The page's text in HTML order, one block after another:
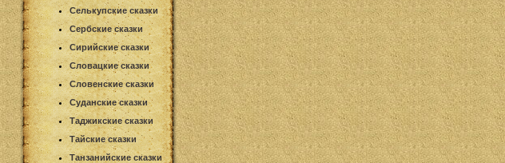
Селькупские сказки
Сербские сказки
Сирийские сказки
Словацкие сказки
Словенские сказки
Суданские сказки
Таджикские сказки
Тайские сказки
Танзанийские сказки